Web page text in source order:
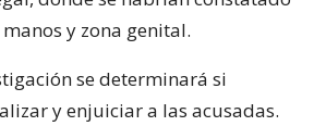
y zona genital.
se determinará si
y enjuiciar a las acusadas.